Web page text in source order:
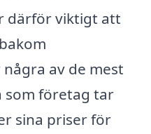
därför viktigt att
av de mest
som företag tar
sina priser för